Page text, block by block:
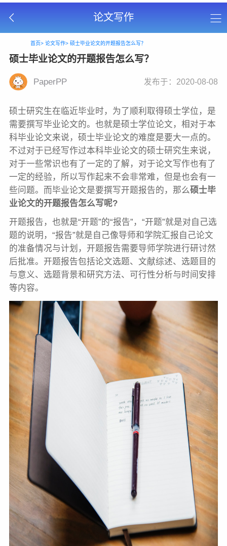
论文写作
首页> 论文写作> 硕士毕业论文的开题报告怎么写？
硕士毕业论文的开题报告怎么写？
PaperPP 发布于：2020-08-08
硕士研究生在临近毕业时，为了顺利取得硕士学位，是
需要撰写毕业论文的。也就是硕士学位论文，相对于本
科毕业论文来说，硕士毕业论文的难度是要大一点的。
不过对于已经写作过本科毕业论文的硕士研究生来说，
对于一些常识也有了一定的了解，对于论文写作也有了
一定的经验，所以写作起来不会非常难，但是也会有一
些问题。而毕业论文是要撰写开题报告的，那么硕士毕
业论文的开题报告怎么写呢?
开题报告，也就是“开题”的“报告”，“开题”就是对自己选
题的说明，“报告”就是自己像导师和学院汇报自己论文
的准备情况与计划，开题报告需要导师学院进行研讨然
后批准。开题报告包括论文选题、文献综述、选题目的
与意义、选题背景和研究方法、可行性分析与时间安排
等内容。